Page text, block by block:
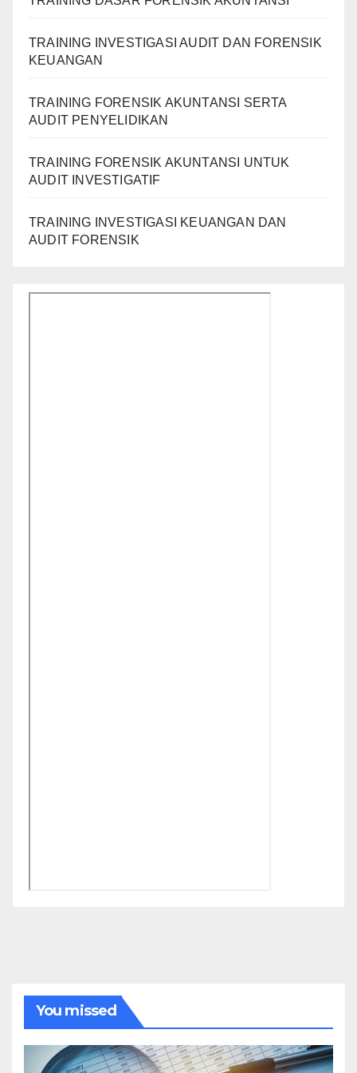
TRAINING INVESTIGASI AUDIT DAN FORENSIK
KEUANGAN
TRAINING FORENSIK AKUNTANSI SERTA
AUDIT PENYELIDIKAN
TRAINING FORENSIK AKUNTANSI UNTUK
AUDIT INVESTIGATIF
TRAINING INVESTIGASI KEUANGAN DAN
AUDIT FORENSIK
You missed